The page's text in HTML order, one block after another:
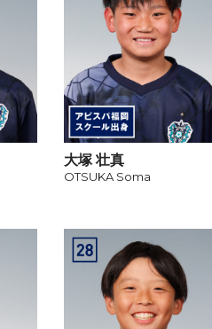
大塚 壮真
OTSUKA Soma